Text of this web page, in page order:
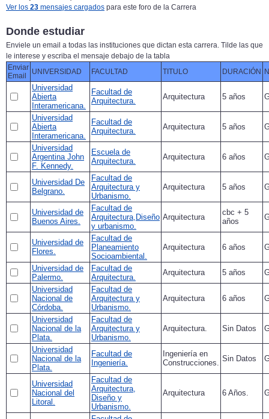
Ver los 23 mensajes cargados para este foro de la Carrera
Donde estudiar
Enviele un email a todas las instituciones que dictan esta carrera. Tilde las que
le interese y escriba el mensaje debajo de la tabla
Enviar
Email
UNIVERSIDAD FACULTAD TITULO DURACIÓN
Universidad
Abierta
Interamericana.
Facultad de
Arquitectura.
Arquitectura 5 años
Universidad
Abierta
Interamericana.
Facultad de
Arquitectura.
Arquitectura 5 años
Universidad
Argentina John
F. Kennedy.
Escuela de
Arquitectura.
Arquitectura 6 años
Universidad De
Belgrano.
Facultad de
Arquitectura y
Urbanismo.
Arquitectura 5 años
Universidad de
Buenos Aires.
Facultad de
Arquitectura,Diseño
y urbanismo.
Arquitectura
cbc + 5
años
Universidad de
Flores.
Facultad de
Planeamiento
Socioambiental.
Arquitectura 6 años
Universidad de
Palermo.
Facultad de
Arquitectura.
Arquitectura 5 años
Universidad
Nacional de
Córdoba.
Facultad de
Arquitectura y
Urbanismo.
Arquitectura 6 años
Universidad
Nacional de la
Plata.
Facultad de
Arquitectura y
Urbanismo.
Arquitectura. Sin Datos
Universidad
Nacional de la
Plata.
Facultad de
Ingeniería.
Ingeniería en
Construcciones. Sin Datos
Universidad
Nacional del
Litoral.
Facultad de
Arquitectura,
Diseño y
Urbanismo.
Arquitectura 6 Años.